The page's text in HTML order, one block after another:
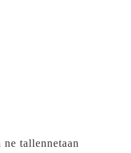
tallennetaan